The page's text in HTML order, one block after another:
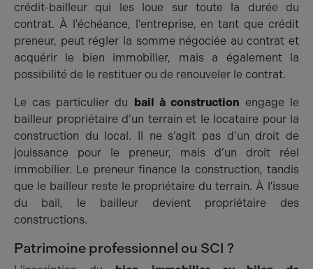
crédit-bailleur qui les loue sur toute la durée du
contrat. À l'échéance, l'entreprise, en tant que crédit
preneur, peut régler la somme négociée au contrat et
acquérir le bien immobilier, mais a également la
possibilité de le restituer ou de renouveler le contrat.
Le cas particulier du bail à construction engage le
bailleur propriétaire d’un terrain et le locataire pour la
construction du local. Il ne s'agit pas d’un droit de
jouissance pour le preneur, mais d’un droit réel
immobilier. Le preneur finance la construction, tandis
que le bailleur reste le propriétaire du terrain. À l'issue
du bail, le bailleur devient propriétaire des
constructions.
Patrimoine professionnel ou SCI ?